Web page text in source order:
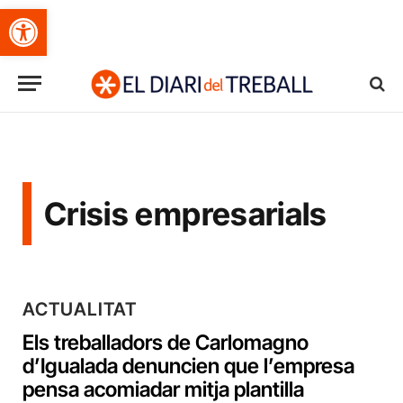
Obre la barra d'eines
Crisis empresarials
ACTUALITAT
Els treballadors de Carlomagno
d’Igualada denuncien que l’empresa
pensa acomiadar mitja plantilla